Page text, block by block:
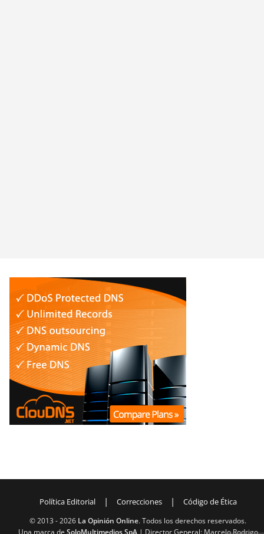
Política Editorial | Correcciones | Código de Ética
© 2013 -2026 La Opinión Online. Todos los derechos reservados.
Una marca de SoloMultimedios SpA| Director General: Marcelo Rodrigo